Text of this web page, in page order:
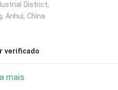
District,
Anhui, China
verificado
mais